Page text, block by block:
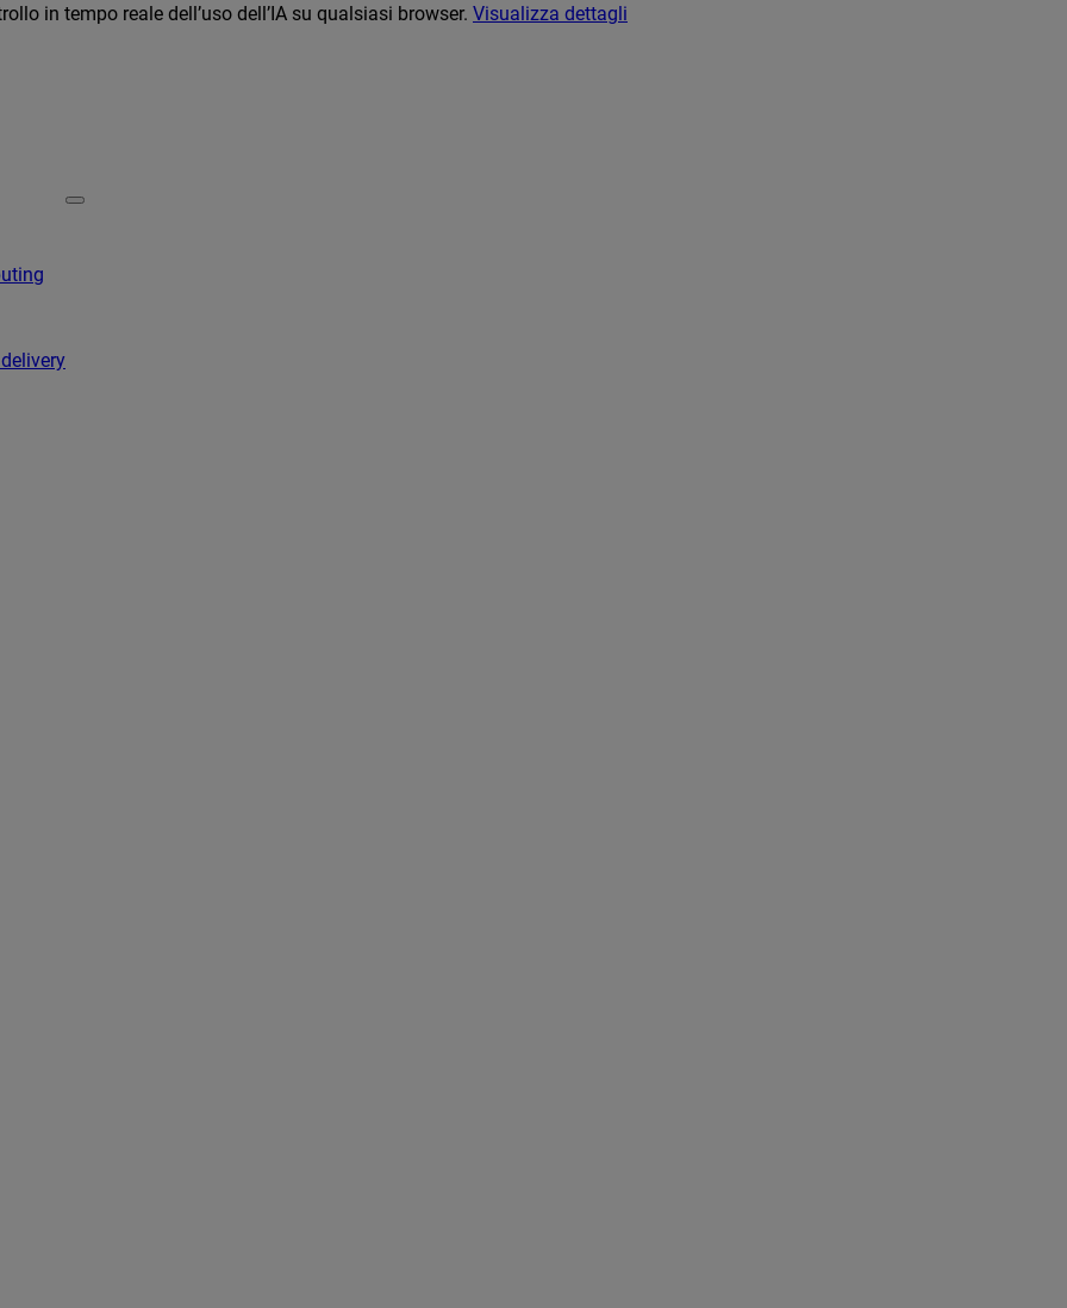
in tempo reale dell’uso dell’IA su qualsiasi browser. Visualizza dettagli